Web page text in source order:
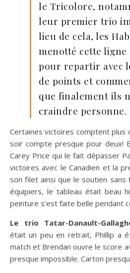
le Tricolore,
leur premier trio
lieu de cela, les
menotté cette ligne
pour repartir avec
de points et
que finalement ils
craindre personne.
Certaines victoires comptent plus que d’autres. Celle d’hier
soir compte presque pour deux!
Carey Price qui le fait dépasser
victoires avec le Canadien et la
son filet ainsi que le soutien sans
équipiers, le tableau était beau
peinture s’est faite belle pendant
Le trio Tatar-Danault-
était un peu en retrait, Phillip a
match et Brendan ouvre le score
presque impossible. Carton